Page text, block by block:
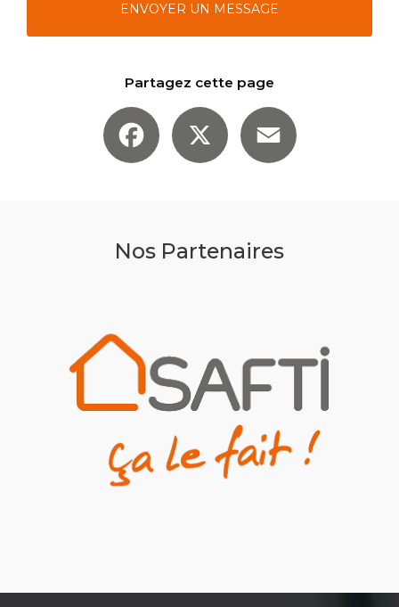
ENVOYER UN MESSAGE
Partagez cette page
Facebook
Nos Partenaires